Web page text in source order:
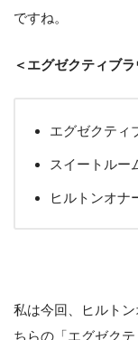
ですね。
＜エグゼクティブ
エグゼクティ
スイートルー
ヒルトンオナ
私は今回、ヒルト
ちらの「エグゼク